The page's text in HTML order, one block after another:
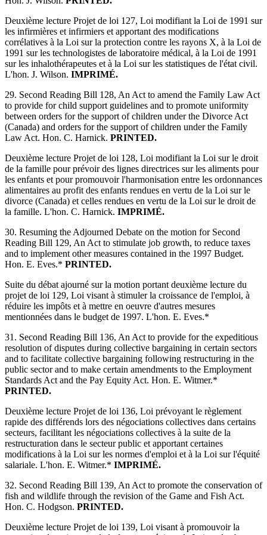
Deuxième lecture Projet de loi 127, Loi modifiant la Loi de 1991 sur
les infirmières et infirmiers et apportant des modifications
corrélatives à la Loi sur la protection contre les rayons X, à la Loi de
1991 sur les technologistes de laboratoire médical, à la Loi de 1991
sur les inhalothérapeutes et à la Loi sur les statistiques de l'état civil.
L'hon. J. Wilson. IMPRIMÉ.
29. Second Reading Bill 128, An Act to amend the Family Law Act
to provide for child support guidelines and to promote uniformity
between orders for the support of children under the Divorce Act
(Canada) and orders for the support of children under the Family
Law Act. Hon. C. Harnick. PRINTED.
Deuxième lecture Projet de loi 128, Loi modifiant la Loi sur le droit
de la famille pour prévoir des lignes directrices sur les aliments pour
les enfants et pour promouvoir l'harmonisation entre les ordonnances
alimentaires au profit des enfants rendues en vertu de la Loi sur le
divorce (Canada) et celles rendues en vertu de la Loi sur le droit de
la famille. L'hon. C. Harnick. IMPRIMÉ.
30. Resuming the Adjourned Debate on the motion for Second
Reading Bill 129, An Act to stimulate job growth, to reduce taxes
and to implement other measures contained in the 1997 Budget.
Hon. E. Eves.* PRINTED.
Suite du débat ajourné sur la motion portant deuxième lecture du
projet de loi 129, Loi visant à stimuler la croissance de l'emploi, à
réduire les impôts et à mettre en oeuvre d'autres mesures
mentionnées dans le budget de 1997. L'hon. E. Eves.*
31. Second Reading Bill 136, An Act to provide for the expeditious
resolution of disputes during collective bargaining in certain sectors
and to facilitate collective bargaining following restructuring in the
public sector and to make certain amendments to the Employment
Standards Act and the Pay Equity Act. Hon. E. Witmer.*
PRINTED.
Deuxième lecture Projet de loi 136, Loi prévoyant le règlement
rapide des différends lors des négociations collectives dans certains
secteurs, facilitant les négociations collectives à la suite de la
restructuration dans le secteur public et apportant certaines
modifications à la Loi sur les normes d'emploi et à la Loi sur l'équité
salariale. L'hon. E. Witmer.* IMPRIMÉ.
32. Second Reading Bill 139, An Act to promote the conservation of
fish and wildlife through the revision of the Game and Fish Act.
Hon. C. Hodgson. PRINTED.
Deuxième lecture Projet de loi 139, Loi visant à promouvoir la